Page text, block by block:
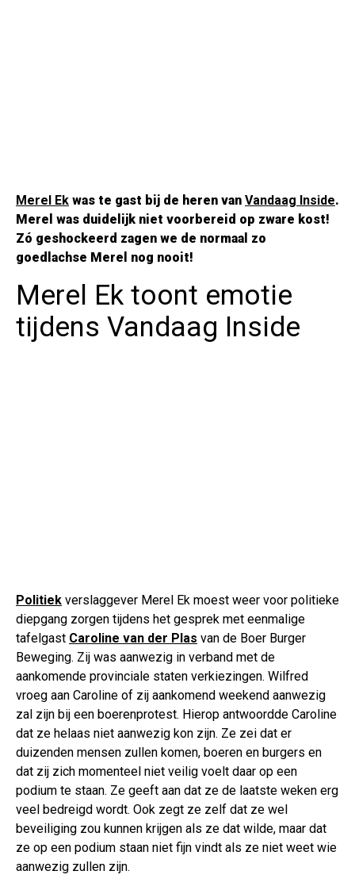
Merel Ek was te gast bij de heren van Vandaag Inside.
Merel was duidelijk niet voorbereid op zware kost!
Zó geshockeerd zagen we de normaal zo
goedlachse Merel nog nooit!
Merel Ek toont emotie
tijdens Vandaag Inside
Politiek verslaggever Merel Ek moest weer voor politieke
diepgang zorgen tijdens het gesprek met eenmalige
tafelgast Caroline van der Plas van de Boer Burger
Beweging. Zij was aanwezig in verband met de
aankomende provinciale staten verkiezingen. Wilfred
vroeg aan Caroline of zij aankomend weekend aanwezig
zal zijn bij een boerenprotest. Hierop antwoordde Caroline
dat ze helaas niet aanwezig kon zijn. Ze zei dat er
duizenden mensen zullen komen, boeren en burgers en
dat zij zich momenteel niet veilig voelt daar op een
podium te staan. Ze geeft aan dat ze de laatste weken erg
veel bedreigd wordt. Ook zegt ze zelf dat ze wel
beveiliging zou kunnen krijgen als ze dat wilde, maar dat
ze op een podium staan niet fijn vindt als ze niet weet wie
aanwezig zullen zijn.